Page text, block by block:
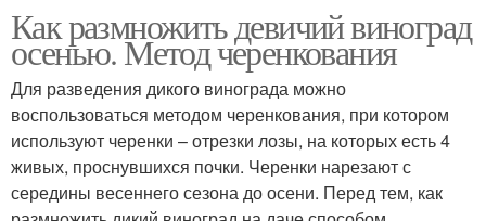
Как размножить девичий виноград
осенью. Метод черенкования
Для разведения дикого винограда можно
воспользоваться методом черенкования, при котором
используют черенки – отрезки лозы, на которых есть 4
живых, проснувшихся почки. Черенки нарезают с
середины весеннего сезона до осени. Перед тем, как